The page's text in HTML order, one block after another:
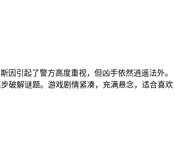
因引起了警方高度重视，但凶手依然逍遥法外。
破解谜题。游戏剧情紧凑，充满悬念，适合喜欢